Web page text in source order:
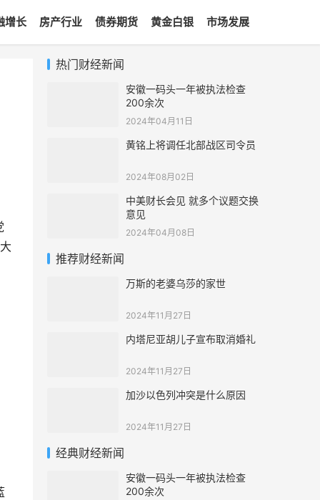
增长 房产行业 债券期货 黄金白银 市场发展
热门财经新闻
安徽一码头一年被执法检查
200余次
2024年04月11日
黄铭上将调任北部战区司令员
2024年08月02日
中美财长会见 就多个议题交换
意见
2024年04月08日
推荐财经新闻
万斯的老婆乌莎的家世
2024年11月27日
内塔尼亚胡儿子宣布取消婚礼
2024年11月27日
加沙以色列冲突是什么原因
2024年11月27日
经典财经新闻
安徽一码头一年被执法检查
200余次